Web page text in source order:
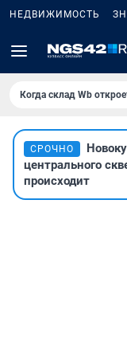
НЕДВИЖИМОСТЬ
Когда склад Wb
СРОЧНО
центрального
происходит